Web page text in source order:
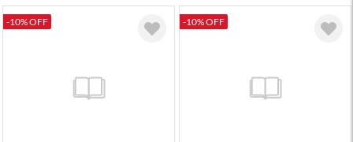
-10% OFF -10% OFF